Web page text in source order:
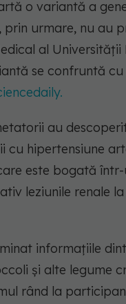
o variantă a
urmare, nu au
al
se confruntă
au
cu hipertensiune
este bogată
leziunile renale
informațiile
și alte legume
rând la